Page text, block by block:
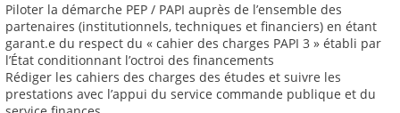
Piloter la démarche PEP / PAPI auprès de l’ensemble des
partenaires (institutionnels, techniques et financiers) en étant
garant.e du respect du « cahier des charges PAPI 3 » établi par
l’État conditionnant l’octroi des financements
Rédiger les cahiers des charges des études et suivre les
prestations avec l’appui du service commande publique et du